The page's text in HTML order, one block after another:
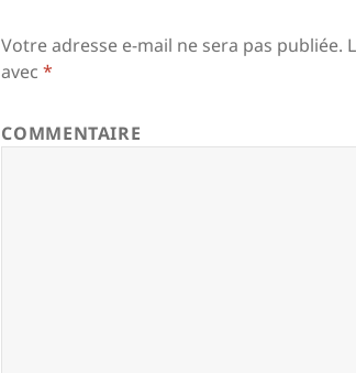
Votre adresse e-mail ne sera pas publiée.
avec*
COMMENTAIRE